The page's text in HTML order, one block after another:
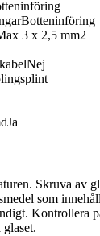
Botteninföring
3 x 2,5 mm2
Nej
Ja
Skruva av
som
Kontrollera